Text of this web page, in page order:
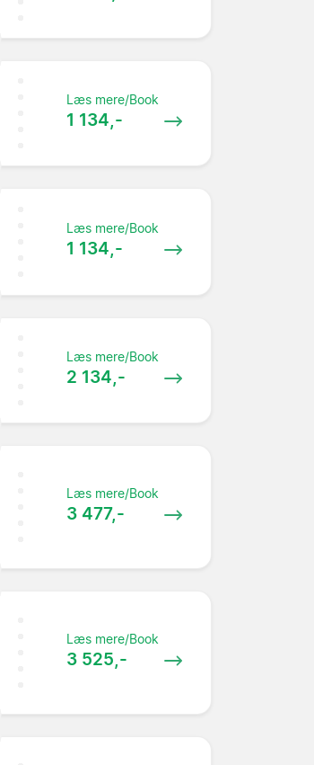
Læs mere/Book
1 134,-
Læs mere/Book
1 134,-
Læs mere/Book
2 134,-
Læs mere/Book
3 477,-
Læs mere/Book
3 525,-